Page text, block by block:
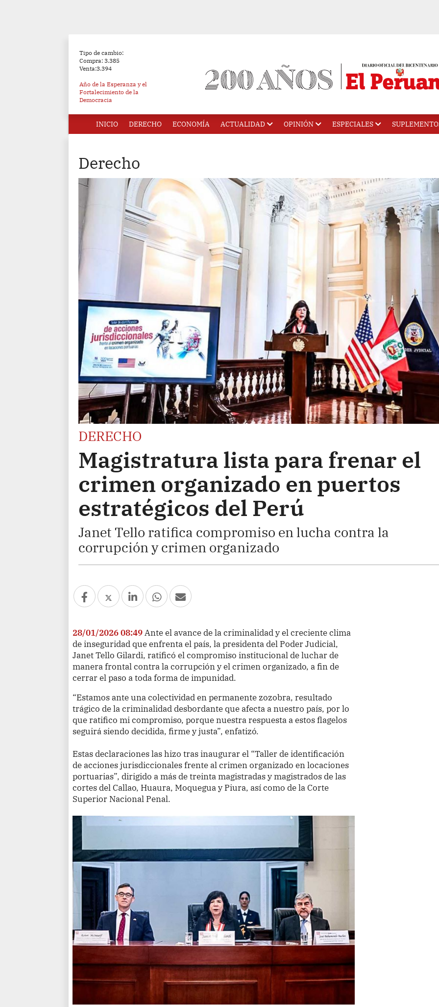
Tipo de cambio:
Compra: 3.385
Venta:3.394
Año de la Esperanza y el
Fortalecimiento de la
Democracia
INICIO DERECHO ECONOMÍA ACTUALIDAD OPINIÓN ESPECIALES
Derecho
DERECHO
Magistratura lista para frenar el
crimen organizado en puertos
estratégicos del Perú
Janet Tello ratifica compromiso en lucha contra la
corrupción y crimen organizado
28/01/2026 08:49Ante el avance de la criminalidad y el creciente clima
de inseguridad que enfrenta el país, la presidenta del Poder Judicial,
Janet Tello Gilardi, ratificó el compromiso institucional de luchar de
manera frontal contra la corrupción y el crimen organizado, a fin de
cerrar el paso a toda forma de impunidad.
“Estamos ante una colectividad en permanente zozobra, resultado
trágico de la criminalidad desbordante que afecta a nuestro país, por lo
que ratifico mi compromiso, porque nuestra respuesta a estos flagelos
seguirá siendo decidida, firme y justa”, enfatizó.
Estas declaraciones las hizo tras inaugurar el “Taller de identificación
de acciones jurisdiccionales frente al crimen organizado en locaciones
portuarias”, dirigido a más de treinta magistradas y magistrados de las
cortes del Callao, Huaura, Moquegua y Piura, así como de la Corte
Superior Nacional Penal.